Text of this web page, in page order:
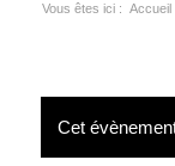
Vous êtes ici : Accueil
Cet